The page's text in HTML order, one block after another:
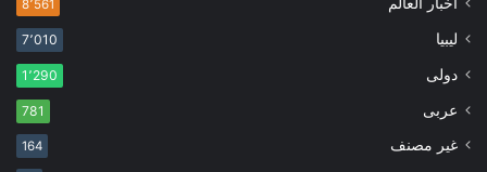
8٬561
ليبيا 7٬010
دولى 1٬290
عربى 781
غير مصنف 164